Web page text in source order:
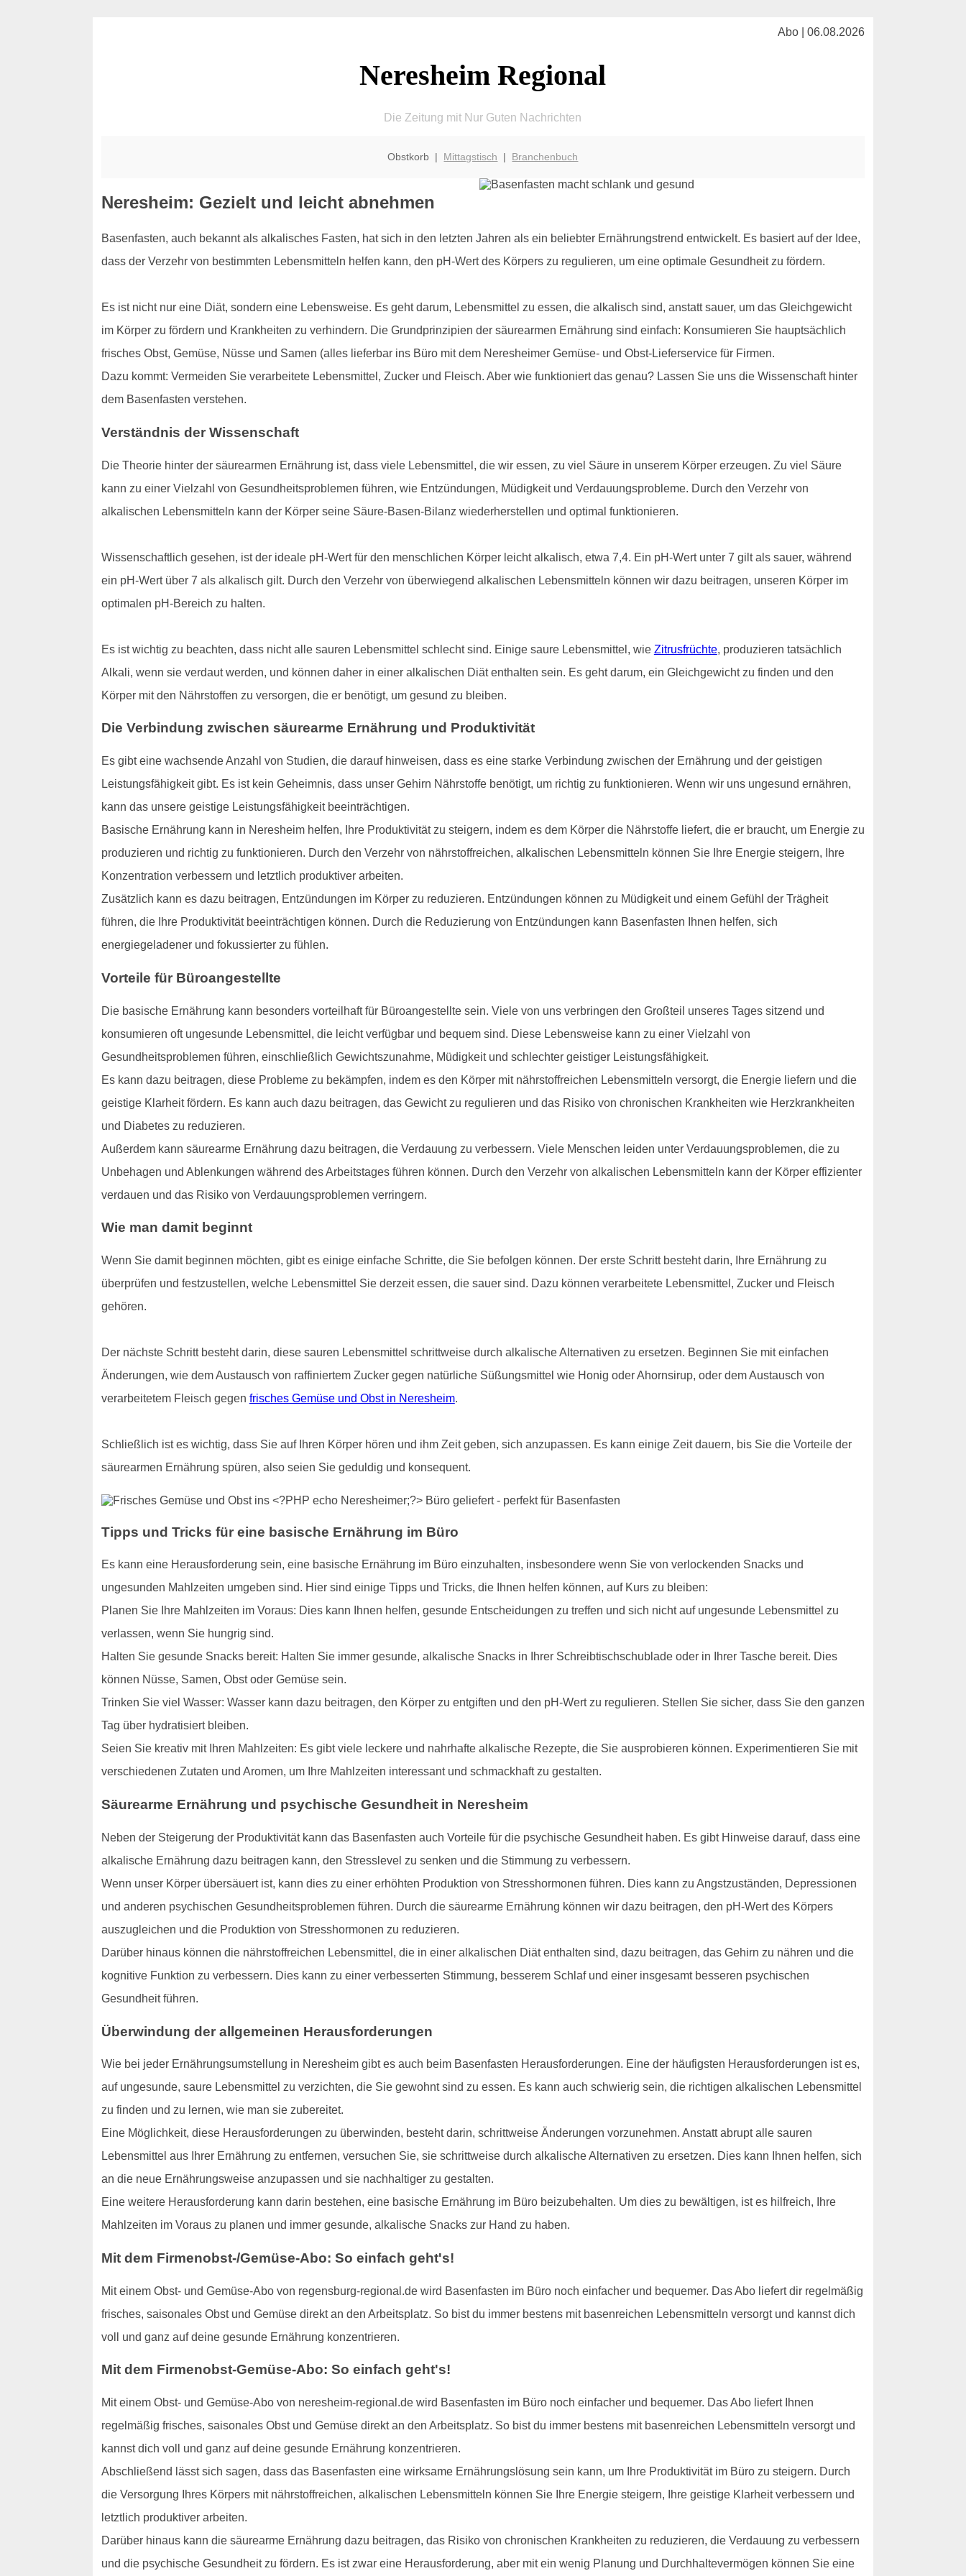
Abo | 06.08.2026
Neresheim Regional
Die Zeitung mit Nur Guten Nachrichten
Obstkorb | Mittagstisch | Branchenbuch
Neresheim: Gezielt und leicht abnehmen
Basenfasten, auch bekannt als alkalisches Fasten, hat sich in den letzten Jahren als ein beliebter Ernährungstrend entwickelt. Es basiert auf der Idee,
dass der Verzehr von bestimmten Lebensmitteln helfen kann, den pH-Wert des Körpers zu regulieren, um eine optimale Gesundheit zu fördern.
Es ist nicht nur eine Diät, sondern eine Lebensweise. Es geht darum, Lebensmittel zu essen, die alkalisch sind, anstatt sauer, um das Gleichgewicht
im Körper zu fördern und Krankheiten zu verhindern. Die Grundprinzipien der säurearmen Ernährung sind einfach: Konsumieren Sie hauptsächlich
frisches Obst, Gemüse, Nüsse und Samen (alles lieferbar ins Büro mit dem Neresheimer Gemüse- und Obst-Lieferservice für Firmen.
Dazu kommt: Vermeiden Sie verarbeitete Lebensmittel, Zucker und Fleisch. Aber wie funktioniert das genau? Lassen Sie uns die Wissenschaft hinter
dem Basenfasten verstehen.
Verständnis der Wissenschaft
Die Theorie hinter der säurearmen Ernährung ist, dass viele Lebensmittel, die wir essen, zu viel Säure in unserem Körper erzeugen. Zu viel Säure
kann zu einer Vielzahl von Gesundheitsproblemen führen, wie Entzündungen, Müdigkeit und Verdauungsprobleme. Durch den Verzehr von
alkalischen Lebensmitteln kann der Körper seine Säure-Basen-Bilanz wiederherstellen und optimal funktionieren.
Wissenschaftlich gesehen, ist der ideale pH-Wert für den menschlichen Körper leicht alkalisch, etwa 7,4. Ein pH-Wert unter 7 gilt als sauer, während
ein pH-Wert über 7 als alkalisch gilt. Durch den Verzehr von überwiegend alkalischen Lebensmitteln können wir dazu beitragen, unseren Körper im
optimalen pH-Bereich zu halten.
Es ist wichtig zu beachten, dass nicht alle sauren Lebensmittel schlecht sind. Einige saure Lebensmittel, wie Zitrusfrüchte, produzieren tatsächlich
Alkali, wenn sie verdaut werden, und können daher in einer alkalischen Diät enthalten sein. Es geht darum, ein Gleichgewicht zu finden und den
Körper mit den Nährstoffen zu versorgen, die er benötigt, um gesund zu bleiben.
Die Verbindung zwischen säurearme Ernährung und Produktivität
Es gibt eine wachsende Anzahl von Studien, die darauf hinweisen, dass es eine starke Verbindung zwischen der Ernährung und der geistigen
Leistungsfähigkeit gibt. Es ist kein Geheimnis, dass unser Gehirn Nährstoffe benötigt, um richtig zu funktionieren. Wenn wir uns ungesund ernähren,
kann das unsere geistige Leistungsfähigkeit beeinträchtigen.
Basische Ernährung kann in Neresheim helfen, Ihre Produktivität zu steigern, indem es dem Körper die Nährstoffe liefert, die er braucht, um Energie zu
produzieren und richtig zu funktionieren. Durch den Verzehr von nährstoffreichen, alkalischen Lebensmitteln können Sie Ihre Energie steigern, Ihre
Konzentration verbessern und letztlich produktiver arbeiten.
Zusätzlich kann es dazu beitragen, Entzündungen im Körper zu reduzieren. Entzündungen können zu Müdigkeit und einem Gefühl der Trägheit
führen, die Ihre Produktivität beeinträchtigen können. Durch die Reduzierung von Entzündungen kann Basenfasten Ihnen helfen, sich
energiegeladener und fokussierter zu fühlen.
Vorteile für Büroangestellte
Die basische Ernährung kann besonders vorteilhaft für Büroangestellte sein. Viele von uns verbringen den Großteil unseres Tages sitzend und
konsumieren oft ungesunde Lebensmittel, die leicht verfügbar und bequem sind. Diese Lebensweise kann zu einer Vielzahl von
Gesundheitsproblemen führen, einschließlich Gewichtszunahme, Müdigkeit und schlechter geistiger Leistungsfähigkeit.
Es kann dazu beitragen, diese Probleme zu bekämpfen, indem es den Körper mit nährstoffreichen Lebensmitteln versorgt, die Energie liefern und die
geistige Klarheit fördern. Es kann auch dazu beitragen, das Gewicht zu regulieren und das Risiko von chronischen Krankheiten wie Herzkrankheiten
und Diabetes zu reduzieren.
Außerdem kann säurearme Ernährung dazu beitragen, die Verdauung zu verbessern. Viele Menschen leiden unter Verdauungsproblemen, die zu
Unbehagen und Ablenkungen während des Arbeitstages führen können. Durch den Verzehr von alkalischen Lebensmitteln kann der Körper effizienter
verdauen und das Risiko von Verdauungsproblemen verringern.
Wie man damit beginnt
Wenn Sie damit beginnen möchten, gibt es einige einfache Schritte, die Sie befolgen können. Der erste Schritt besteht darin, Ihre Ernährung zu
überprüfen und festzustellen, welche Lebensmittel Sie derzeit essen, die sauer sind. Dazu können verarbeitete Lebensmittel, Zucker und Fleisch
gehören.
Der nächste Schritt besteht darin, diese sauren Lebensmittel schrittweise durch alkalische Alternativen zu ersetzen. Beginnen Sie mit einfachen
Änderungen, wie dem Austausch von raffiniertem Zucker gegen natürliche Süßungsmittel wie Honig oder Ahornsirup, oder dem Austausch von
verarbeitetem Fleisch gegen frisches Gemüse und Obst in Neresheim.
Schließlich ist es wichtig, dass Sie auf Ihren Körper hören und ihm Zeit geben, sich anzupassen. Es kann einige Zeit dauern, bis Sie die Vorteile der
säurearmen Ernährung spüren, also seien Sie geduldig und konsequent.
Tipps und Tricks für eine basische Ernährung im Büro
Es kann eine Herausforderung sein, eine basische Ernährung im Büro einzuhalten, insbesondere wenn Sie von verlockenden Snacks und
ungesunden Mahlzeiten umgeben sind. Hier sind einige Tipps und Tricks, die Ihnen helfen können, auf Kurs zu bleiben:
Planen Sie Ihre Mahlzeiten im Voraus: Dies kann Ihnen helfen, gesunde Entscheidungen zu treffen und sich nicht auf ungesunde Lebensmittel zu
verlassen, wenn Sie hungrig sind.
Halten Sie gesunde Snacks bereit: Halten Sie immer gesunde, alkalische Snacks in Ihrer Schreibtischschublade oder in Ihrer Tasche bereit. Dies
können Nüsse, Samen, Obst oder Gemüse sein.
Trinken Sie viel Wasser: Wasser kann dazu beitragen, den Körper zu entgiften und den pH-Wert zu regulieren. Stellen Sie sicher, dass Sie den ganzen
Tag über hydratisiert bleiben.
Seien Sie kreativ mit Ihren Mahlzeiten: Es gibt viele leckere und nahrhafte alkalische Rezepte, die Sie ausprobieren können. Experimentieren Sie mit
verschiedenen Zutaten und Aromen, um Ihre Mahlzeiten interessant und schmackhaft zu gestalten.
Säurearme Ernährung und psychische Gesundheit in Neresheim
Neben der Steigerung der Produktivität kann das Basenfasten auch Vorteile für die psychische Gesundheit haben. Es gibt Hinweise darauf, dass eine
alkalische Ernährung dazu beitragen kann, den Stresslevel zu senken und die Stimmung zu verbessern.
Wenn unser Körper übersäuert ist, kann dies zu einer erhöhten Produktion von Stresshormonen führen. Dies kann zu Angstzuständen, Depressionen
und anderen psychischen Gesundheitsproblemen führen. Durch die säurearme Ernährung können wir dazu beitragen, den pH-Wert des Körpers
auszugleichen und die Produktion von Stresshormonen zu reduzieren.
Darüber hinaus können die nährstoffreichen Lebensmittel, die in einer alkalischen Diät enthalten sind, dazu beitragen, das Gehirn zu nähren und die
kognitive Funktion zu verbessern. Dies kann zu einer verbesserten Stimmung, besserem Schlaf und einer insgesamt besseren psychischen
Gesundheit führen.
Überwindung der allgemeinen Herausforderungen
Wie bei jeder Ernährungsumstellung in Neresheim gibt es auch beim Basenfasten Herausforderungen. Eine der häufigsten Herausforderungen ist es,
auf ungesunde, saure Lebensmittel zu verzichten, die Sie gewohnt sind zu essen. Es kann auch schwierig sein, die richtigen alkalischen Lebensmittel
zu finden und zu lernen, wie man sie zubereitet.
Eine Möglichkeit, diese Herausforderungen zu überwinden, besteht darin, schrittweise Änderungen vorzunehmen. Anstatt abrupt alle sauren
Lebensmittel aus Ihrer Ernährung zu entfernen, versuchen Sie, sie schrittweise durch alkalische Alternativen zu ersetzen. Dies kann Ihnen helfen, sich
an die neue Ernährungsweise anzupassen und sie nachhaltiger zu gestalten.
Eine weitere Herausforderung kann darin bestehen, eine basische Ernährung im Büro beizubehalten. Um dies zu bewältigen, ist es hilfreich, Ihre
Mahlzeiten im Voraus zu planen und immer gesunde, alkalische Snacks zur Hand zu haben.
Mit dem Firmenobst-/Gemüse-Abo: So einfach geht's!
Mit einem Obst- und Gemüse-Abo von regensburg-regional.de wird Basenfasten im Büro noch einfacher und bequemer. Das Abo liefert dir regelmäßig
frisches, saisonales Obst und Gemüse direkt an den Arbeitsplatz. So bist du immer bestens mit basenreichen Lebensmitteln versorgt und kannst dich
voll und ganz auf deine gesunde Ernährung konzentrieren.
Mit dem Firmenobst-Gemüse-Abo: So einfach geht's!
Mit einem Obst- und Gemüse-Abo von neresheim-regional.de wird Basenfasten im Büro noch einfacher und bequemer. Das Abo liefert Ihnen
regelmäßig frisches, saisonales Obst und Gemüse direkt an den Arbeitsplatz. So bist du immer bestens mit basenreichen Lebensmitteln versorgt und
kannst dich voll und ganz auf deine gesunde Ernährung konzentrieren.
Abschließend lässt sich sagen, dass das Basenfasten eine wirksame Ernährungslösung sein kann, um Ihre Produktivität im Büro zu steigern. Durch
die Versorgung Ihres Körpers mit nährstoffreichen, alkalischen Lebensmitteln können Sie Ihre Energie steigern, Ihre geistige Klarheit verbessern und
letztlich produktiver arbeiten.
Darüber hinaus kann die säurearme Ernährung dazu beitragen, das Risiko von chronischen Krankheiten zu reduzieren, die Verdauung zu verbessern
und die psychische Gesundheit zu fördern. Es ist zwar eine Herausforderung, aber mit ein wenig Planung und Durchhaltevermögen können Sie eine